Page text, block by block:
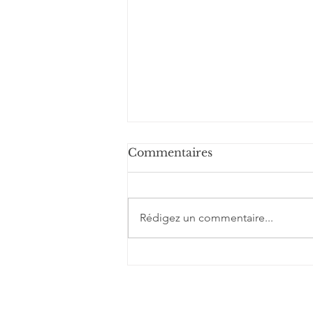
Commentaires
Rédigez un commentaire...